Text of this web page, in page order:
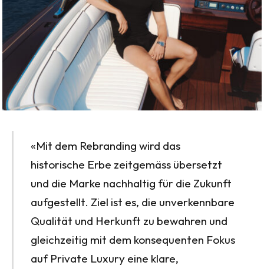
«Mit dem Rebranding wird das
historische Erbe zeitgemäss übersetzt
und die Marke nachhaltig für die Zukunft
aufgestellt. Ziel ist es, die unverkennbare
Qualität und Herkunft zu bewahren und
gleichzeitig mit dem konsequenten Fokus
auf Private Luxury eine klare,